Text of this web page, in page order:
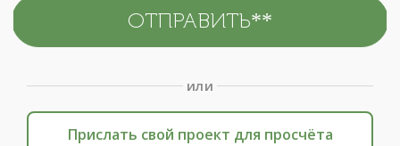
или
Прислать свой проект для просчёта